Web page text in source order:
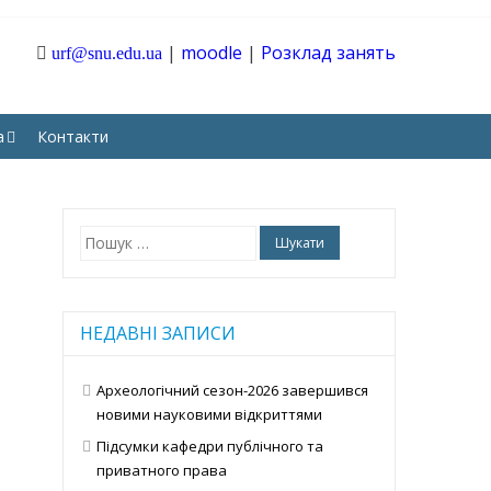
І СОЦІАЛЬНИХ
urf@snu.edu.ua | moodle | Розклад занять
Контакти
Пошук:
НЕДАВНІ ЗАПИСИ
Археологічний сезон-2026 завершився
новими науковими відкриттями
Підсумки кафедри публічного та
приватного права